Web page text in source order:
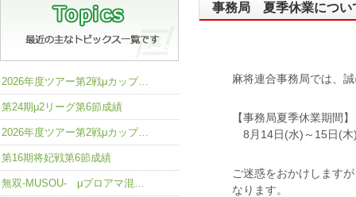
事務局 夏季休業につい
麻将連合事務局では、
【事務局夏季休業期間】
8月14日(水)～15日(木
ご迷惑をおかけします
なります。
2026年度ツアー第2戦μカップ…
第24期μ2リーグ第6節成績
2026年度ツアー第2戦μカップ…
第16期将妃戦第6節成績
無双-MUSOU- μプロアマ混…